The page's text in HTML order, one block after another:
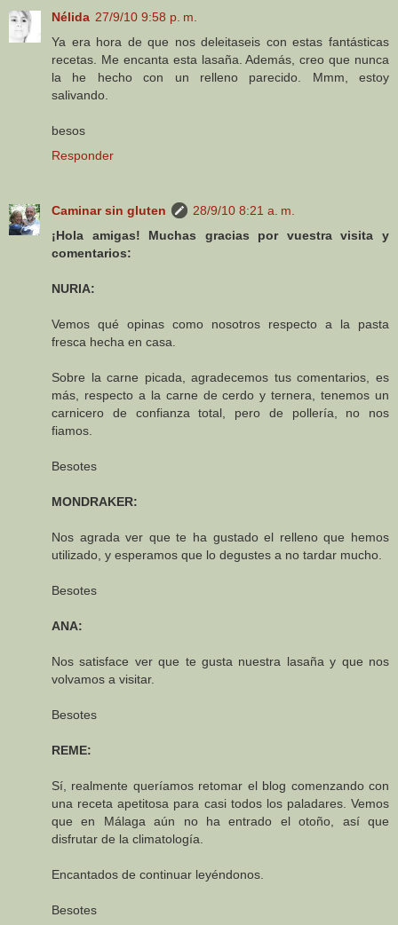
Nélida 27/9/10 9:58 p. m.
Ya era hora de que nos deleitaseis con estas fantásticas
recetas. Me encanta esta lasaña. Además, creo que nunca
la he hecho con un relleno parecido. Mmm, estoy
salivando.
besos
Responder
Caminar sin gluten
28/9/10 8:21 a. m.
¡Hola amigas! Muchas gracias por vuestra visita y
comentarios:
NURIA:
Vemos qué opinas como nosotros respecto a la pasta
fresca hecha en casa.
Sobre la carne picada, agradecemos tus comentarios, es
más, respecto a la carne de cerdo y ternera, tenemos un
carnicero de confianza total, pero de pollería, no nos
fiamos.
Besotes
MONDRAKER:
Nos agrada ver que te ha gustado el relleno que hemos
utilizado, y esperamos que lo degustes a no tardar mucho.
Besotes
ANA:
Nos satisface ver que te gusta nuestra lasaña y que nos
volvamos a visitar.
Besotes
REME:
Sí, realmente queríamos retomar el blog comenzando con
una receta apetitosa para casi todos los paladares. Vemos
que en Málaga aún no ha entrado el otoño, así que
disfrutar de la climatología.
Encantados de continuar leyéndonos.
Besotes